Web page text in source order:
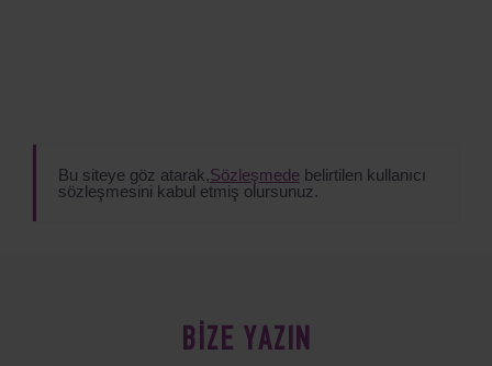
Bu siteye göz atarak,Sözleşmede belirtilen kullanıcı
sözleşmesini kabul etmiş olursunuz.
BİZE YAZIN